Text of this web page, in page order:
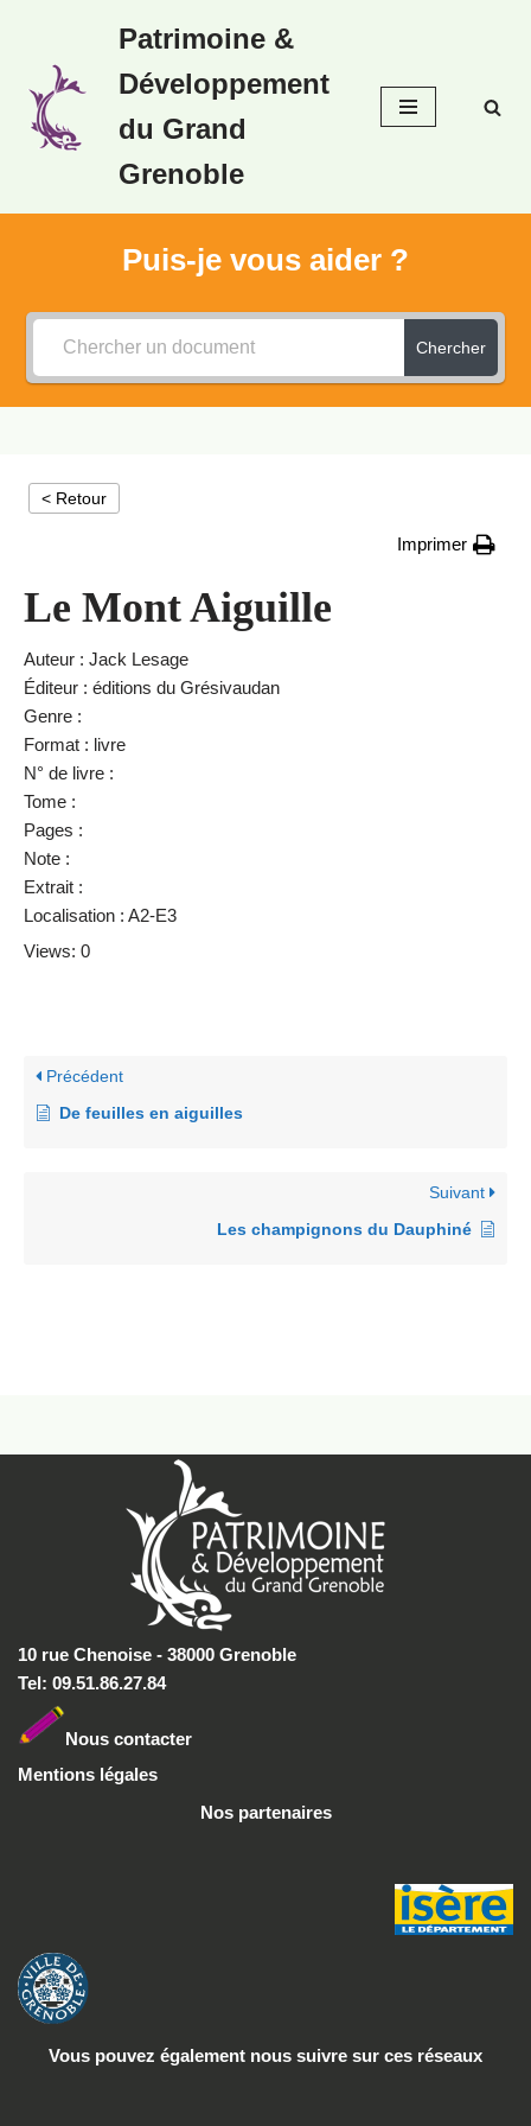
au
contenu
Patrimoine &
Développement
du Grand
Grenoble
Puis-je vous aider ?
Chercher
< Retour
Imprimer
Le Mont Aiguille
Auteur : Jack Lesage
Éditeur : éditions du Grésivaudan
Genre :
Format : livre
N° de livre :
Tome :
Pages :
Note :
Extrait :
Localisation : A2-E3
Views: 0
Précédent
De feuilles en aiguilles
Suivant
Les champignons du Dauphiné
10 rue Chenoise - 38000 Grenoble
Tel: 09.51.86.27.84
Nous contacter
Mentions légales
Nos partenaires
Vous pouvez également nous suivre sur ces réseaux